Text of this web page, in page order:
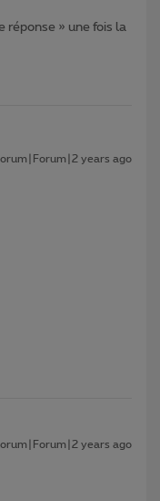
réponse » une fois la
years ago
years ago